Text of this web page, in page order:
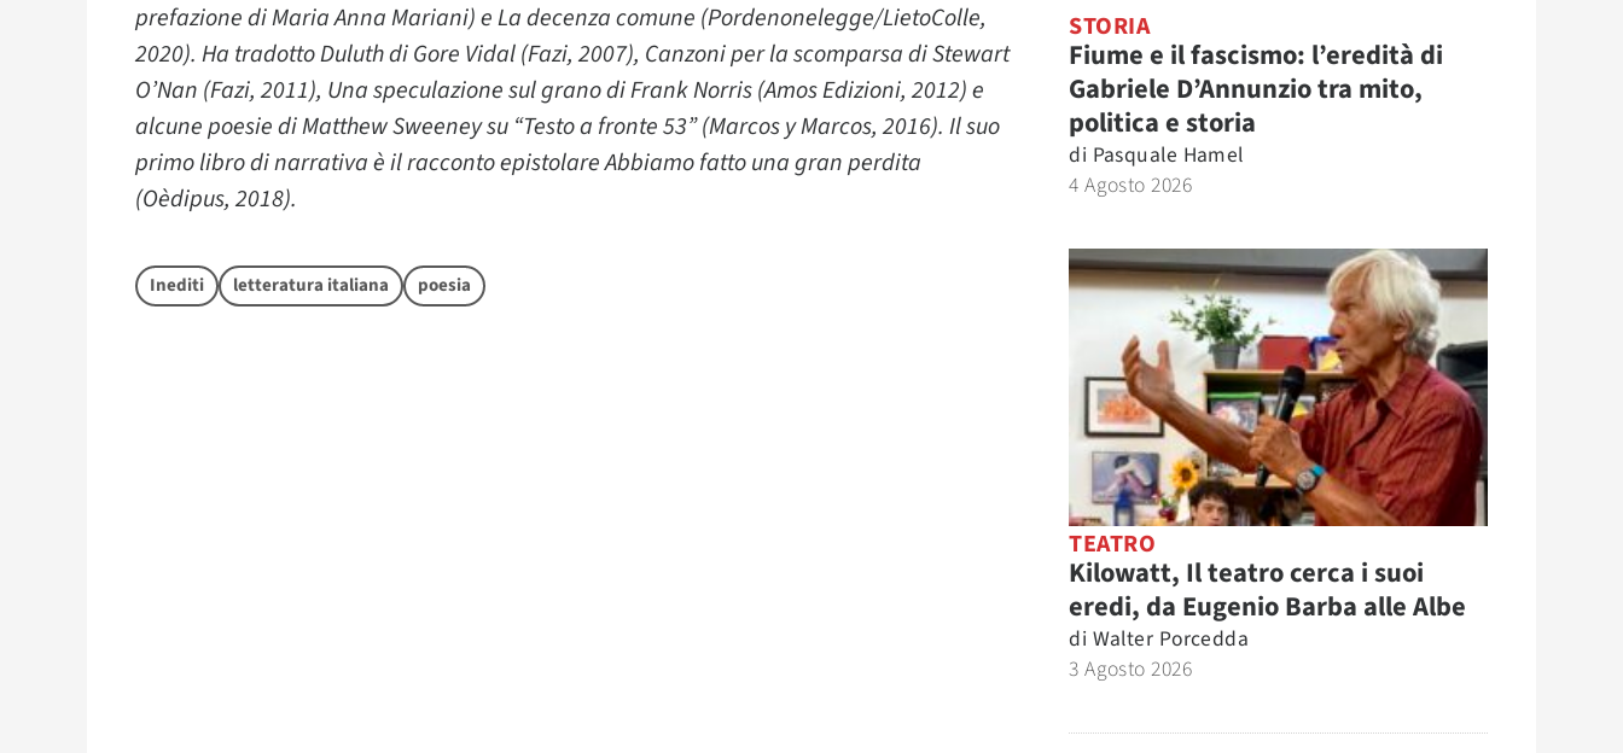
prefazione di Maria Anna Mariani) e La decenza comune (Pordenonelegge/LietoColle,
2020). Ha tradotto Duluth di Gore Vidal (Fazi, 2007), Canzoni per la scomparsa di Stewart
O’Nan (Fazi, 2011), Una speculazione sul grano di Frank Norris (Amos Edizioni, 2012) e
alcune poesie di Matthew Sweeney su “Testo a fronte 53” (Marcos y Marcos, 2016). Il suo
primo libro di narrativa è il racconto epistolare Abbiamo fatto una gran perdita
(Oèdipus, 2018).
Inediti letteratura italiana poesia
STORIA
Fiume e il fascismo: l’eredità di
Gabriele D’Annunzio tra mito,
politica e storia
di Pasquale Hamel
4 Agosto 2026
TEATRO
Kilowatt, Il teatro cerca i suoi
eredi, da Eugenio Barba alle Albe
di Walter Porcedda
3 Agosto 2026